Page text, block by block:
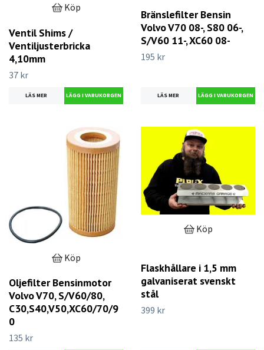
Köp
Ventil Shims /
Ventiljusterbricka
4,10mm
37 kr
LÄS MER
Bränslefilter Bensin
Volvo V70 08-, S80 06-,
S/V60 11-, XC60 08-
195 kr
LÄS MER
Köp
Oljefilter Bensinmotor
Volvo V70, S/V60/80,
C30,S40,V50,XC60/70/9
0
135 kr
Köp
Flaskhållare i 1,5 mm
galvaniserat svenskt
stål
399 kr